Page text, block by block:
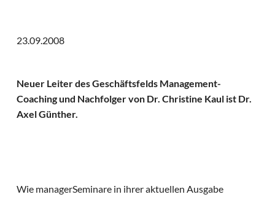
23.09.2008
Neuer Leiter des Geschäftsfelds Management-
Coaching und Nachfolger von Dr. Christine Kaul ist Dr.
Axel Günther.
Wie managerSeminare in ihrer aktuellen Ausgabe